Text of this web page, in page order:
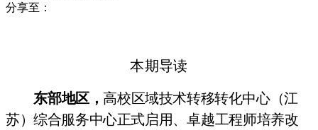
分享至：
本期导读
东部地区， 高校区域技术转移转化中心（江
苏）综合服务中心正式启用、卓越工程师培养改